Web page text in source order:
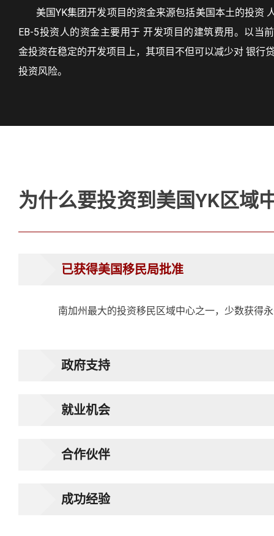
美国YK集团开发项目的资金来源包括美国本土的投资
EB-5投资人的资金主要用于 开发项目的建筑费用。以当
金投资在稳定的开发项目上，其项目不但可以减少对 银行
投资风险。
为什么要投资到美国YK区域
已获得美国移民局批准
南加州最大的投资移民区域中心之一，少数获得
政府支持
就业机会
合作伙伴
成功经验